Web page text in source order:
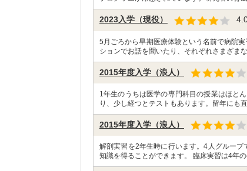
2023入学（現役）
5月ごろから早期医療体験という名前で病院
ションでお話を聞いたり、それぞれさまざま
2015年度入学（浪人）
1年生のうちは医学の専門科目の授業はほと
り、少し経つとテストもあります。留年にも
2015年度入学（浪人）
解剖実習を2年生時に行います。4人グルー
知識を得ることができます。 臨床実習は4年